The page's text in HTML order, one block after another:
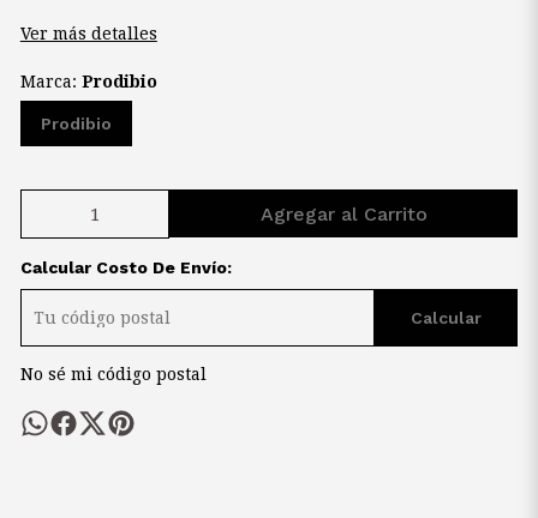
Ver más detalles
Marca: Prodibio
Prodibio
Agregar al Carrito
Calcular Costo De Envío:
Calcular
No sé mi código postal